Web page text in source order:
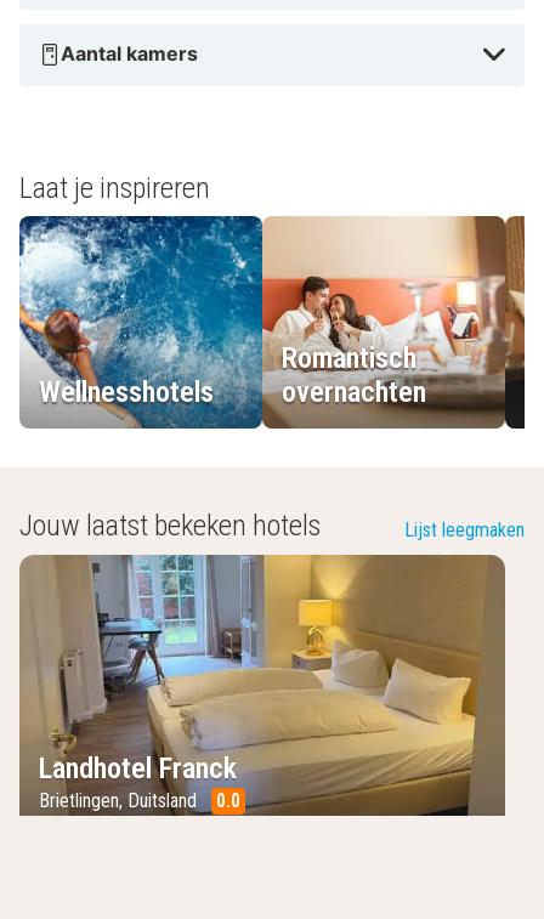
Aantal kamers
Laat je inspireren
Wellnesshotels
Romantisch
overnachten
Jouw laatst bekeken hotels Lijst leegmaken
Landhotel Franck
Brietlingen, Duitsland 0.0
/10